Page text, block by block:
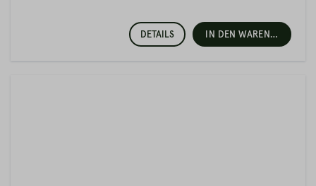
DETAILS IN DEN WARENKORB